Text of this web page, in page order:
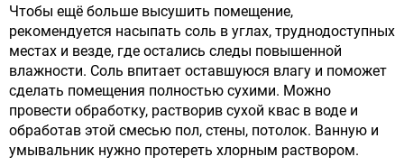
Чтобы ещё больше высушить помещение,
рекомендуется насыпать соль в углах, труднодоступных
местах и везде, где остались следы повышенной
влажности. Соль впитает оставшуюся влагу и поможет
сделать помещения полностью сухими. Можно
провести обработку, растворив сухой квас в воде и
обработав этой смесью пол, стены, потолок. Ванную и
умывальник нужно протереть хлорным раствором.